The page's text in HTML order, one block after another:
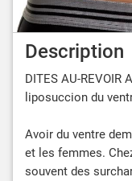
Description
DITES AU-REVOIR
liposuccion du
Avoir du ventre
et les femmes.
souvent des